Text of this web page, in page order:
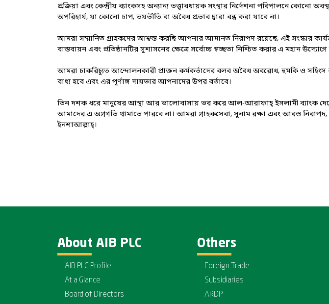
প্রক্রিয়া এবং কেন্দ্রীয় ব্যাংকসহ অন্যান্য তত্ত্বাবধায়ক সংস্থার নির্দেশনা পরিপালনে কোনো
অপরিহার্য, যা কোনো চাপ, ভয়ভীতি বা অবৈধ প্রভাব দ্বারা বন্ধ করা যাবে না।
আমরা সম্মানিত গ্রাহকদের আশ্বস্ত করছি আপনার আমানত নিরাপদ রয়েছে, এই সংস্কার
বাস্তবায়ন এবং প্রতিষ্ঠানটির সুশাসনের ক্ষেত্রে সর্বোচ্চ স্বচ্ছতা নিশ্চিত করার এ মহান
আমরা চাকরিচ্যূত আন্দোলনকারী প্রাক্তন কর্মকর্তাদের বলব অবৈধ অবরোধ, হুমকি ও সহিংস
বাধ্য হবে এবং এর পূর্ণাঙ্গ দায়ভার আপনাদের উপর বর্তাবে।
তিন দশক ধরে মানুষের আস্থা আর ভালোবাসায় ভর করে আল-আরাফাহ্ ইসলামী ব্যাংক
আমাদের এ অগ্রগতি থামাতে পারবে না। আমরা গ্রাহকসেবা, সুনাম রক্ষা এবং আরও
ইনশাআল্লাহ্।
About AIB PLC
AIB PLC Profile
At a Glance
Board of Directors
Others
Foreign Trade
Subsidiaries
ARDP